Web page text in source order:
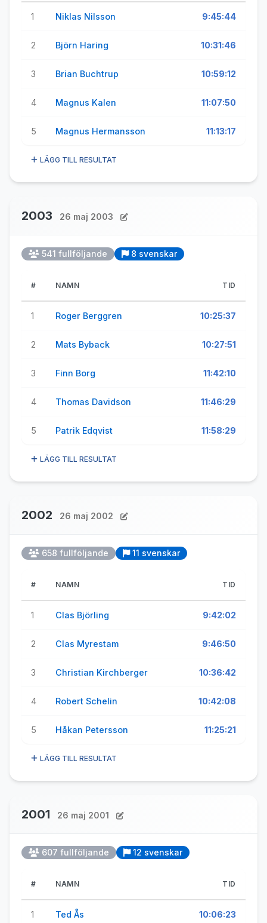
1 Niklas Nilsson 9:45:44
2 Björn Haring 10:31:46
3 Brian Buchtrup 10:59:12
4 Magnus Kalen 11:07:50
5 Magnus Hermansson 11:13:17
LÄGG TILL RESULTAT
2003 26 maj 2003
541 fullföljande 8 svenskar
# NAMN TID
1 Roger Berggren 10:25:37
2 Mats Byback 10:27:51
3 Finn Borg 11:42:10
4 Thomas Davidson 11:46:29
5 Patrik Edqvist 11:58:29
LÄGG TILL RESULTAT
2002 26 maj 2002
658 fullföljande 11 svenskar
# NAMN TID
1 Clas Björling 9:42:02
2 Clas Myrestam 9:46:50
3 Christian Kirchberger 10:36:42
4 Robert Schelin 10:42:08
5 Håkan Petersson 11:25:21
LÄGG TILL RESULTAT
2001 26 maj 2001
607 fullföljande 12 svenskar
# NAMN TID
1 Ted Ås 10:06:23